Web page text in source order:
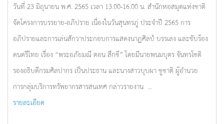
วันที่ 23 มิถุนายน พ.ศ. 2565 เวลา 13.00-16.00 น. สำนักหอสมุดแห่งชาติ
จัดโครงการบรรยาย-อภิปราย เนื่องในวันสุนทรภู่ ประจำปี 2565 การ
อภิปรายและการเล่นสักวาประกอบการแสดงนาฏศิลป์ บรรเลง และขับร้อง
ดนตรีไทย เรื่อง “พระอภัยมณี ตอน สึกชี” โดยมีนายพนมบุตร จันทรโชติ
รองอธิบดีกรมศิลปากร เป็นประธาน และนางสาวบุบผา ชูชาติ ผู้อำนวย
การกลุ่มบริการทรัพยากรสารสนเทศ กล่าวรายงาน ...
รายละเอียด